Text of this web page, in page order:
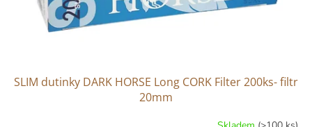
SLIM dutinky DARK HORSE Long CORK Filter 200ks- filtr
20mm